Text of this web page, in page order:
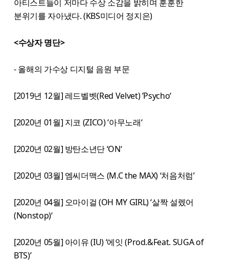
아티스트들이 저마다 수상 소감을 밝히며 훈훈한
분위기를 자아냈다. (KBS미디어 정지은)
<수상자 명단>
- 올해의 가수상 디지털 음원 부문
[2019년 12월] 레드벨벳(Red Velvet) ’Psycho‘
[2020년 01월] 지코 (ZICO) ‘아무노래‘
[2020년 02월] 방탄소년단 ‘ON‘
[2020년 03월] 엠씨더맥스 (M.C the MAX) ‘처음처럼’
[2020년 04월] 오마이걸 (OH MY GIRL) ‘살짝 설렜어
(Nonstop)‘
[2020년 05월] 아이유 (IU) ‘에잇 (Prod.&Feat. SUGA of
BTS)’